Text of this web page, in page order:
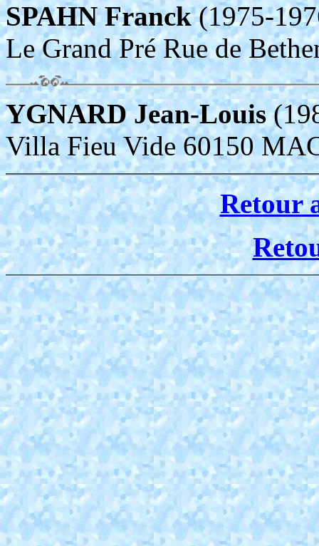
SPAHN Franck(1975-
Le Grand Pré Rue de
YGNARD Jean-Louis
Villa Fieu Vide 60150
Retour